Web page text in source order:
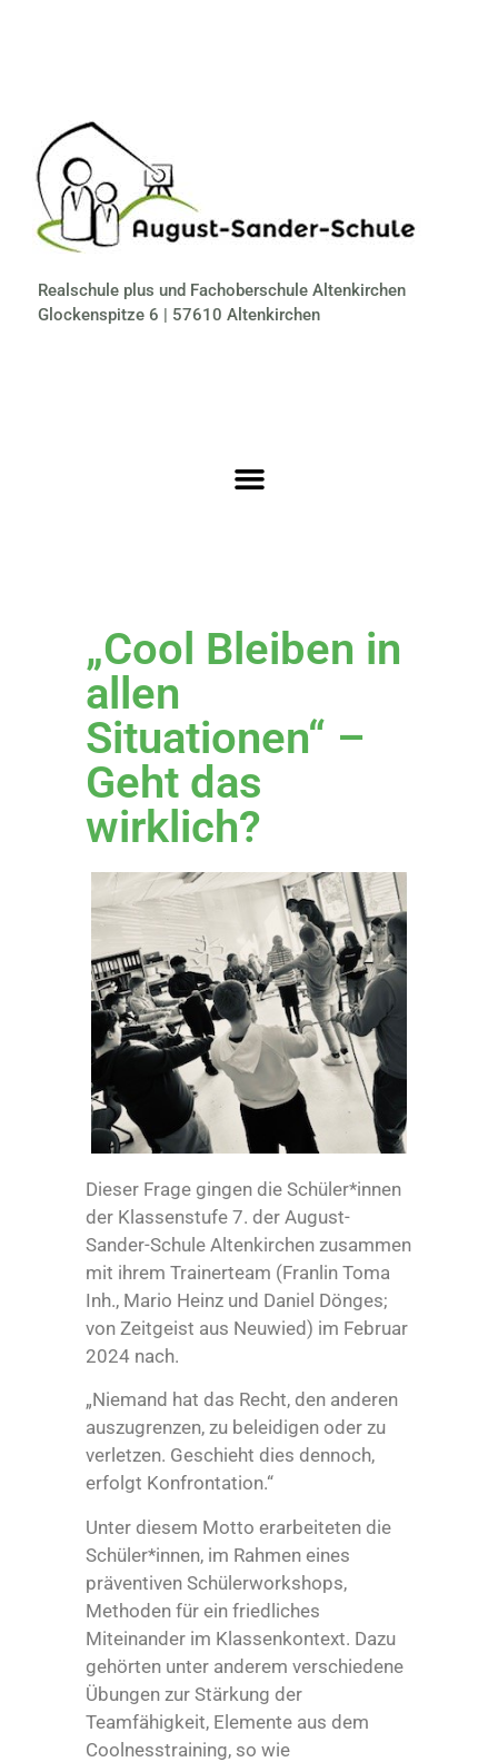
Realschule plus und Fachoberschule Altenkirchen
Glockenspitze 6 | 57610 Altenkirchen
„Cool Bleiben in
allen
Situationen“ –
Geht das
wirklich?
Dieser Frage gingen die Schüler*innen
der Klassenstufe 7. der August-
Sander-Schule Altenkirchen zusammen
mit ihrem Trainerteam (Franlin Toma
Inh., Mario Heinz und Daniel Dönges;
von Zeitgeist aus Neuwied) im Februar
2024 nach.
„Niemand hat das Recht, den anderen
auszugrenzen, zu beleidigen oder zu
verletzen. Geschieht dies dennoch,
erfolgt Konfrontation.“
Unter diesem Motto erarbeiteten die
Schüler*innen, im Rahmen eines
präventiven Schülerworkshops,
Methoden für ein friedliches
Miteinander im Klassenkontext. Dazu
gehörten unter anderem verschiedene
Übungen zur Stärkung der
Teamfähigkeit, Elemente aus dem
Coolnesstraining, so wie